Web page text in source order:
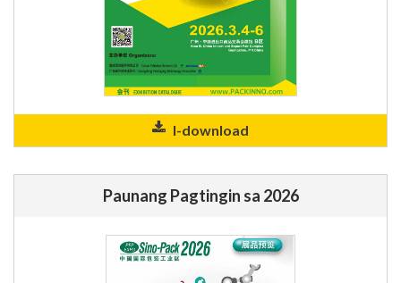
I-download
Paunang Pagtingin sa 2026